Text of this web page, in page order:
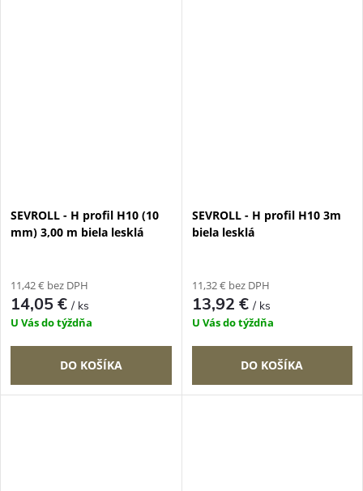
SEVROLL - H profil H10 (10
mm) 3,00 m biela lesklá
11,42 € bez DPH
14,05 €/ ks
U Vás do týždňa
DO KOŠÍKA
SEVROLL - H profil H10 3m
biela lesklá
11,32 € bez DPH
13,92 €/ ks
U Vás do týždňa
DO KOŠÍKA